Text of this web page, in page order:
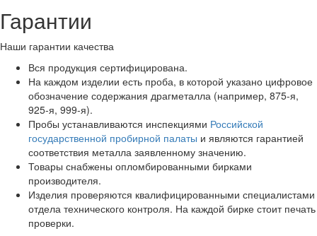
Гарантии
Наши гарантии качества
Вся продукция сертифицирована.
На каждом изделии есть проба, в которой указано цифровое
обозначение содержания драгметалла (например, 875-я,
925-я, 999-я).
Пробы устанавливаются инспекциями Российской
государственной пробирной палаты и являются гарантией
соответствия металла заявленному значению.
Товары снабжены опломбированными бирками
производителя.
Изделия проверяются квалифицированными специалистами
отдела технического контроля. На каждой бирке стоит печать
проверки.